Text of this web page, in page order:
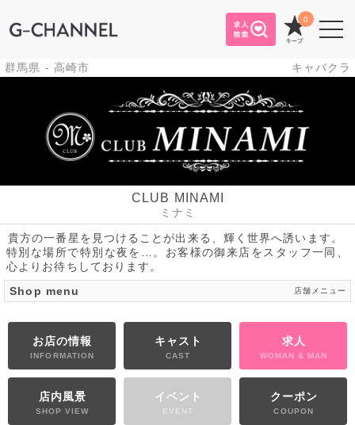
0
キャバクラ
群馬県 - 高崎市
CLUB MINAMI
ミナミ
貴方の一番星を見つけることが出来る、輝く世界へ誘います。
特別な場所で特別な夜を…。お客様の御来店をスタッフ一同、
心よりお待ちしております。
Shop menu
店舗メニュー
お店の情報
INFORMATION
キャスト
CAST
求人
WOMAN & MAN
店内風景
SHOP VIEW
イベント
EVENT
クーポン
COUPON